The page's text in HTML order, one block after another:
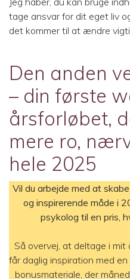
tage ansvar for dit eget liv
det kommer til at ændre
Den anden
– din første
årsforløbet,
mere ro,
hele 2025
Vil du arbejde med at
og inspirerende måde i
psykolog til en pris,
Så overvej, at deltage i mit
får daglig inspiration med
bonusmateriale, der